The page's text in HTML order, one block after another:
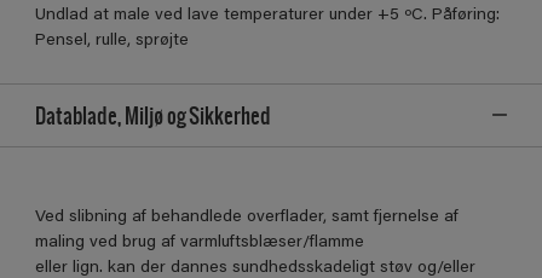
Undlad at male ved lave temperaturer under +5 ºC. Påføring:
Pensel, rulle, sprøjte
Datablade, Miljø og Sikkerhed
Ved slibning af behandlede overflader, samt fjernelse af
maling ved brug af varmluftsblæser/flamme
eller lign. kan der dannes sundhedsskadeligt støv og/eller